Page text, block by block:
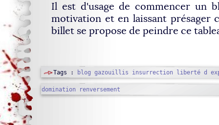
Il est d'usage de commencer un
motivation et en laissant présager
billet se propose de peindre ce
Tags : blog gazouillis insurrection liberté d
domination renversement